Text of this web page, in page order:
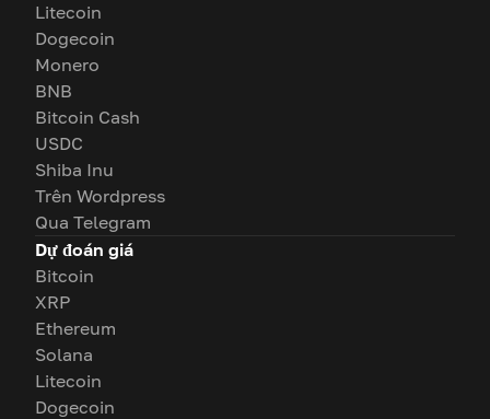
Litecoin
Dogecoin
Monero
BNB
Bitcoin Cash
USDC
Shiba Inu
Trên Wordpress
Qua Telegram
Dự đoán giá
Bitcoin
XRP
Ethereum
Solana
Litecoin
Dogecoin